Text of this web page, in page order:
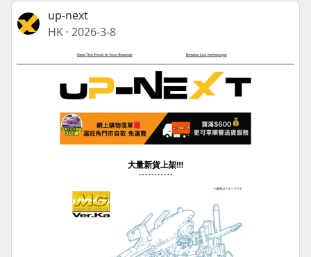
up-next
HK · 2026-3-8